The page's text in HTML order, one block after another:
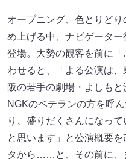
オープニング、色とりど
め上げる中、ナビゲータ
登場。大勢の観客を前に
わせると、「よる公演は
阪の若手の劇場・よしもと
NGKのベテランの方を呼
り、盛りだくさんになっ
と思います」と公演概要
タから……と、その前に、